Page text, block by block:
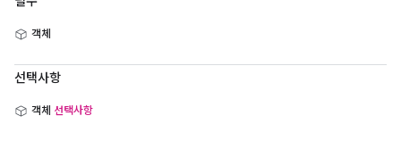
객체
선택사항
객체 선택사항